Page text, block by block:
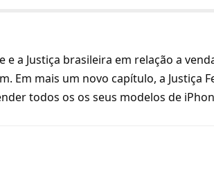
e a Justiça brasileira em relação a
Em mais um novo capítulo, a Justiça
todos os os seus modelos de